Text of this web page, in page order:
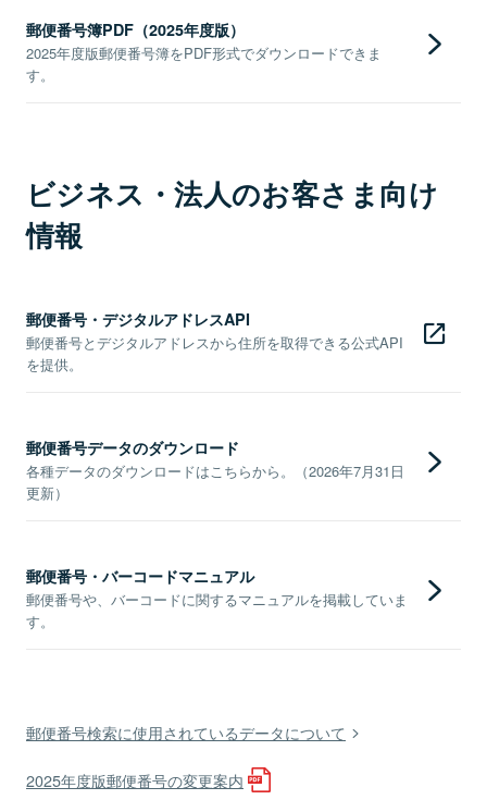
郵便番号簿PDF（2025年度版）
2025年度版郵便番号簿をPDF形式でダウンロードできま
す。
ビジネス・法人のお客さま向け
情報
郵便番号・デジタルアドレスAPI
郵便番号とデジタルアドレスから住所を取得できる公式API
を提供。
郵便番号データのダウンロード
各種データのダウンロードはこちらから。（2026年7月31日
更新）
郵便番号・バーコードマニュアル
郵便番号や、バーコードに関するマニュアルを掲載していま
す。
郵便番号検索に使用されているデータについて
2025年度版郵便番号の変更案内